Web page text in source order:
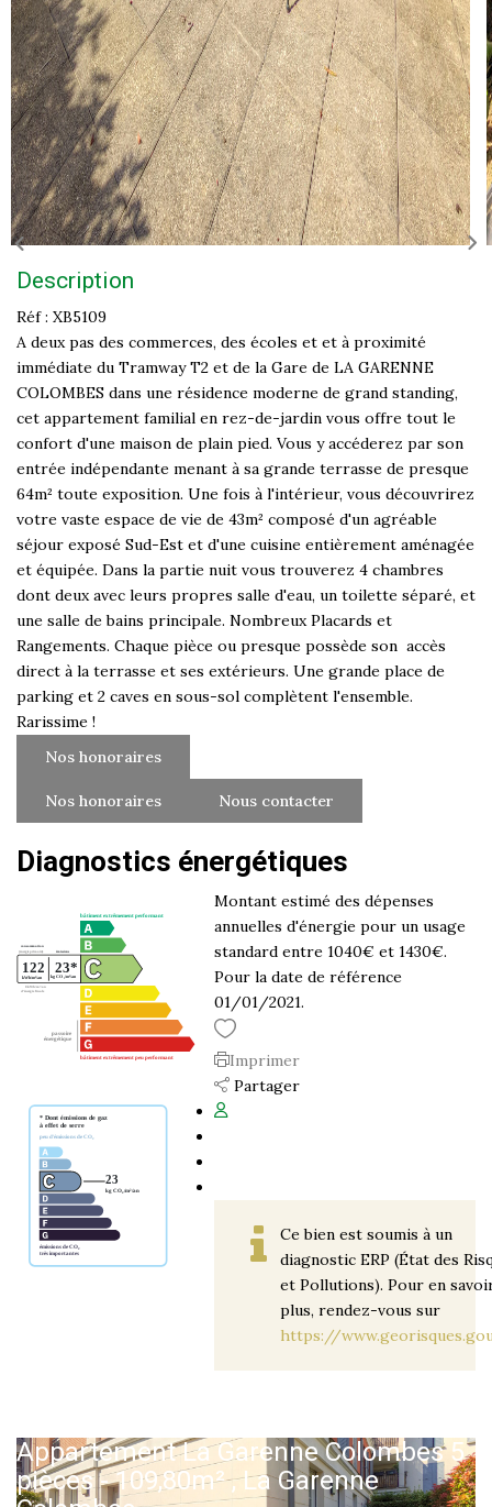
Description
Réf : XB5109
A deux pas des commerces, des écoles et et à proximité
immédiate du Tramway T2 et de la Gare de LA GARENNE
COLOMBES dans une résidence moderne de grand standing,
cet appartement familial en rez-de-jardin vous offre tout le
confort d'une maison de plain pied. Vous y accéderez par son
entrée indépendante menant à sa grande terrasse de presque
64m² toute exposition. Une fois à l'intérieur, vous découvrirez
votre vaste espace de vie de 43m² composé d'un agréable
séjour exposé Sud-Est et d'une cuisine entièrement aménagée
et équipée. Dans la partie nuit vous trouverez 4 chambres
dont deux avec leurs propres salle d'eau, un toilette séparé, et
une salle de bains principale. Nombreux Placards et
Rangements. Chaque pièce ou presque possède son accès
direct à la terrasse et ses extérieurs. Une grande place de
parking et 2 caves en sous-sol complètent l'ensemble.
Rarissime !
Nos honoraires
Nos honoraires Nous contacter
Diagnostics énergétiques
Montant estimé des dépenses
annuelles d'énergie pour un usage
standard entre 1040€ et 1430€.
Pour la date de référence
01/01/2021.
Imprimer
Partager
Ce bien est soumis à un
diagnostic ERP (État des
et Pollutions). Pour en
plus, rendez-vous sur
https://
Appartement La Garenne Colombes 5
pièces - 109,80m²,La Garenne